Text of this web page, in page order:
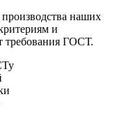
производства наших
и
требования ГОСТ.